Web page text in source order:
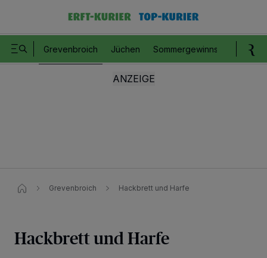
Grevenbroich Jüchen Sommergewinnspiel
Grevenbroich Hackbrett und Harfe
Hackbrett und Harfe